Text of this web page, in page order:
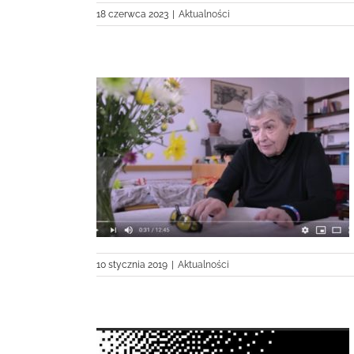
18 czerwca 2023 Aktualności
10 stycznia 2019 Aktualności